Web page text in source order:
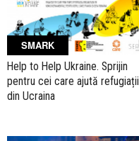
SMARK
Help to Help Ukraine. Sprijin
pentru cei care ajută refugiații
din Ucraina